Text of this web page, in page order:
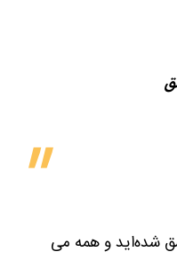
شده‌اید و همه می